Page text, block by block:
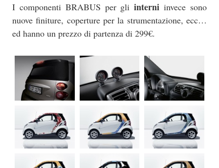
I componenti BRABUS per gliinterni invece sono
nuove finiture, coperture per la strumentazione, ecc…
ed hanno un prezzo di partenza di 299€.